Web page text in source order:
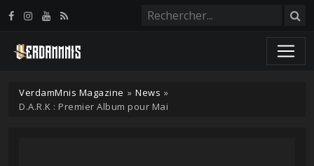
VerdamMnis Magazine » News »
D.A.R.K : Premier Album pour Mai
Panneau de gestion des cookies